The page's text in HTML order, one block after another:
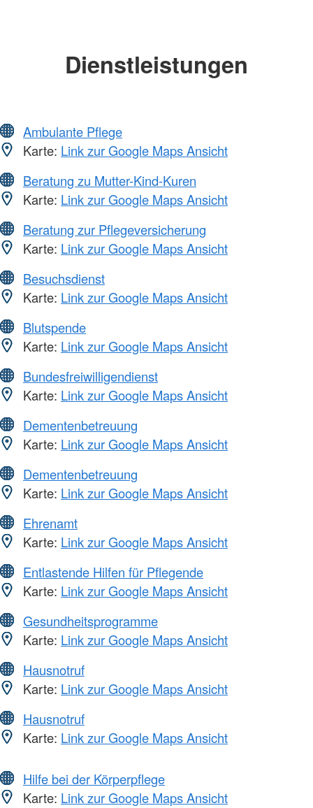
Dienstleistungen
Ambulante Pflege
Karte: Link zur Google Maps Ansicht
Beratung zu Mutter-Kind-Kuren
Karte: Link zur Google Maps Ansicht
Beratung zur Pflegeversicherung
Karte: Link zur Google Maps Ansicht
Besuchsdienst
Karte: Link zur Google Maps Ansicht
Blutspende
Karte: Link zur Google Maps Ansicht
Bundesfreiwilligendienst
Karte: Link zur Google Maps Ansicht
Dementenbetreuung
Karte: Link zur Google Maps Ansicht
Dementenbetreuung
Karte: Link zur Google Maps Ansicht
Ehrenamt
Karte: Link zur Google Maps Ansicht
Entlastende Hilfen für Pflegende
Karte: Link zur Google Maps Ansicht
Gesundheitsprogramme
Karte: Link zur Google Maps Ansicht
Hausnotruf
Karte: Link zur Google Maps Ansicht
Hausnotruf
Karte: Link zur Google Maps Ansicht
Hilfe bei der Körperpflege
Karte: Link zur Google Maps Ansicht